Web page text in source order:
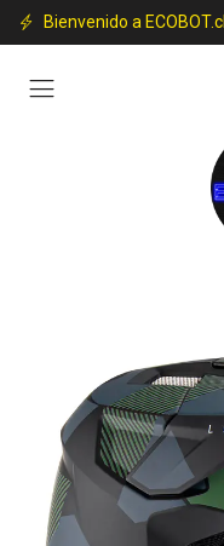
Bienvenido a ECOBOT.cl